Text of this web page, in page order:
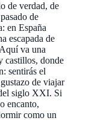
de verdad, de
de
en España
escapada de
va una
castillos, donde
sentirás el
de viajar
siglo XXI. Si
encanto,
como un